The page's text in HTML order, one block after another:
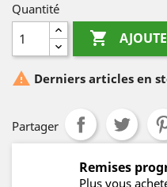
Quantité

 Derniers articles en
Partager
Remises
Plus vous